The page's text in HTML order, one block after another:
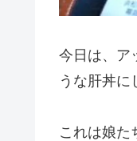
今日は、ア
うな肝丼に
これは娘た